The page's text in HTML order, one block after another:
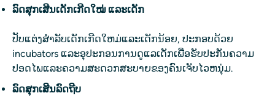
ລົດສຸກເສີນເດັກເກີດໃໝ່ ແລະເດັກ
ປັບແຕ່ງສໍາລັບເດັກເກີດໃຫມ່ແລະເດັກນ້ອຍ, ປະກອບດ້ວຍ
incubators ແລະອຸປະກອນການດູແລເດັກເພື່ອຮັບປະກັນຄວາມ
ປອດໄພແລະຄວາມສະດວກສະບາຍຂອງຄົນເຈັບໄວຫນຸ່ມ.
ລົດສຸກເສີນລົດຖີບ